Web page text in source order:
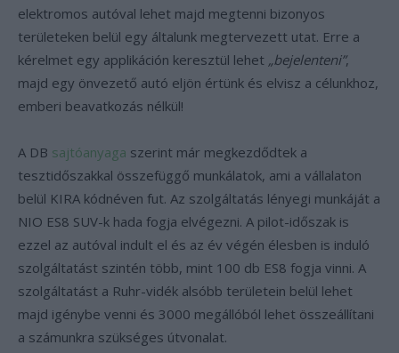
elektromos autóval lehet majd megtenni bizonyos
területeken belül egy általunk megtervezett utat. Erre a
kérelmet egy applikáción keresztül lehet „bejelenteni”,
majd egy önvezető autó eljön értünk és elvisz a célunkhoz,
emberi beavatkozás nélkül!
A DB sajtóanyaga szerint már megkezdődtek a
tesztidőszakkal összefüggő munkálatok, ami a vállalaton
belül KIRA kódnéven fut. Az szolgáltatás lényegi munkáját a
NIO ES8 SUV-k hada fogja elvégezni. A pilot-időszak is
ezzel az autóval indult el és az év végén élesben is induló
szolgáltatást szintén több, mint 100 db ES8 fogja vinni. A
szolgáltatást a Ruhr-vidék alsóbb területein belül lehet
majd igénybe venni és 3000 megállóból lehet összeállítani
a számunkra szükséges útvonalat.